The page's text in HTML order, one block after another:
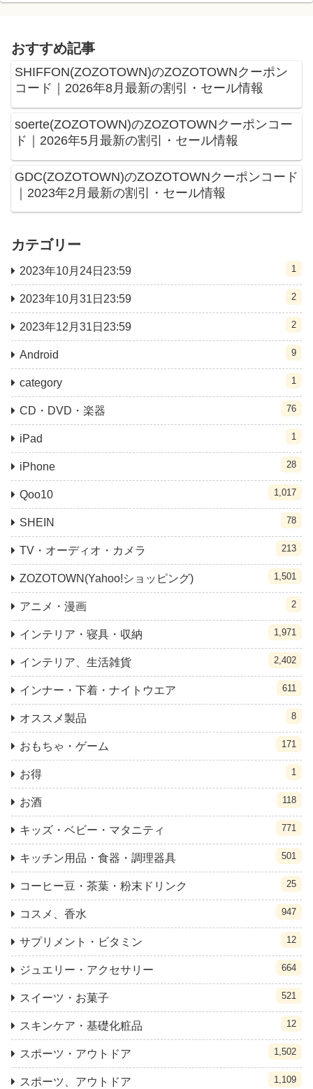
おすすめ記事
SHIFFON(ZOZOTOWN)のZOZOTOWNクーポン
コード｜2026年8月最新の割引・セール情報
soerte(ZOZOTOWN)のZOZOTOWNクーポンコー
ド｜2026年5月最新の割引・セール情報
GDC(ZOZOTOWN)のZOZOTOWNクーポンコード
｜2023年2月最新の割引・セール情報
カテゴリー
2023年10月24日23:59 1
2023年10月31日23:59 2
2023年12月31日23:59 2
Android 9
category 1
CD・DVD・楽器 76
iPad 1
iPhone 28
Qoo10 1,017
SHEIN 78
TV・オーディオ・カメラ 213
ZOZOTOWN(Yahoo!ショッピング) 1,501
アニメ・漫画 2
インテリア・寝具・収納 1,971
インテリア、生活雑貨 2,402
インナー・下着・ナイトウエア 611
オススメ製品 8
おもちゃ・ゲーム 171
お得 1
お酒 118
キッズ・ベビー・マタニティ 771
キッチン用品・食器・調理器具 501
コーヒー豆・茶葉・粉末ドリンク 25
コスメ、香水 947
サプリメント・ビタミン 12
ジュエリー・アクセサリー 664
スイーツ・お菓子 521
スキンケア・基礎化粧品 12
スポーツ・アウトドア 1,502
スポーツ、アウトドア 1,109